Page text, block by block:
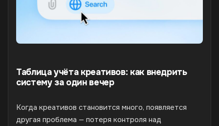
Таблица учёта креативов: как внедрить
систему за один вечер
Когда креативов становится много, появляется
другая проблема — потеря контроля над